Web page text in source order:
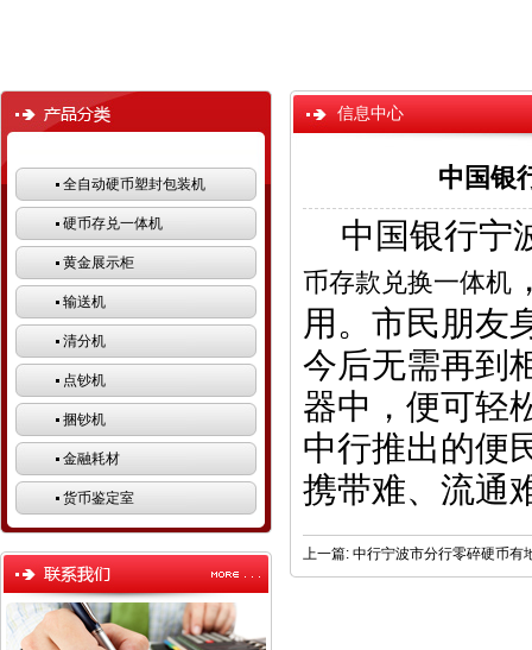
全自动硬币塑封包装机
硬币存兑一体机
黄金展示柜
输送机
清分机
点钞机
捆钞机
金融耗材
货币鉴定室
信息中心
中国银
中国银行宁
币存款兑换一体机
用。市民朋友
今后无需再到
器中，便可轻
中行推出的便
携带难、流通
上一篇: 中行宁波市分行零碎硬币有